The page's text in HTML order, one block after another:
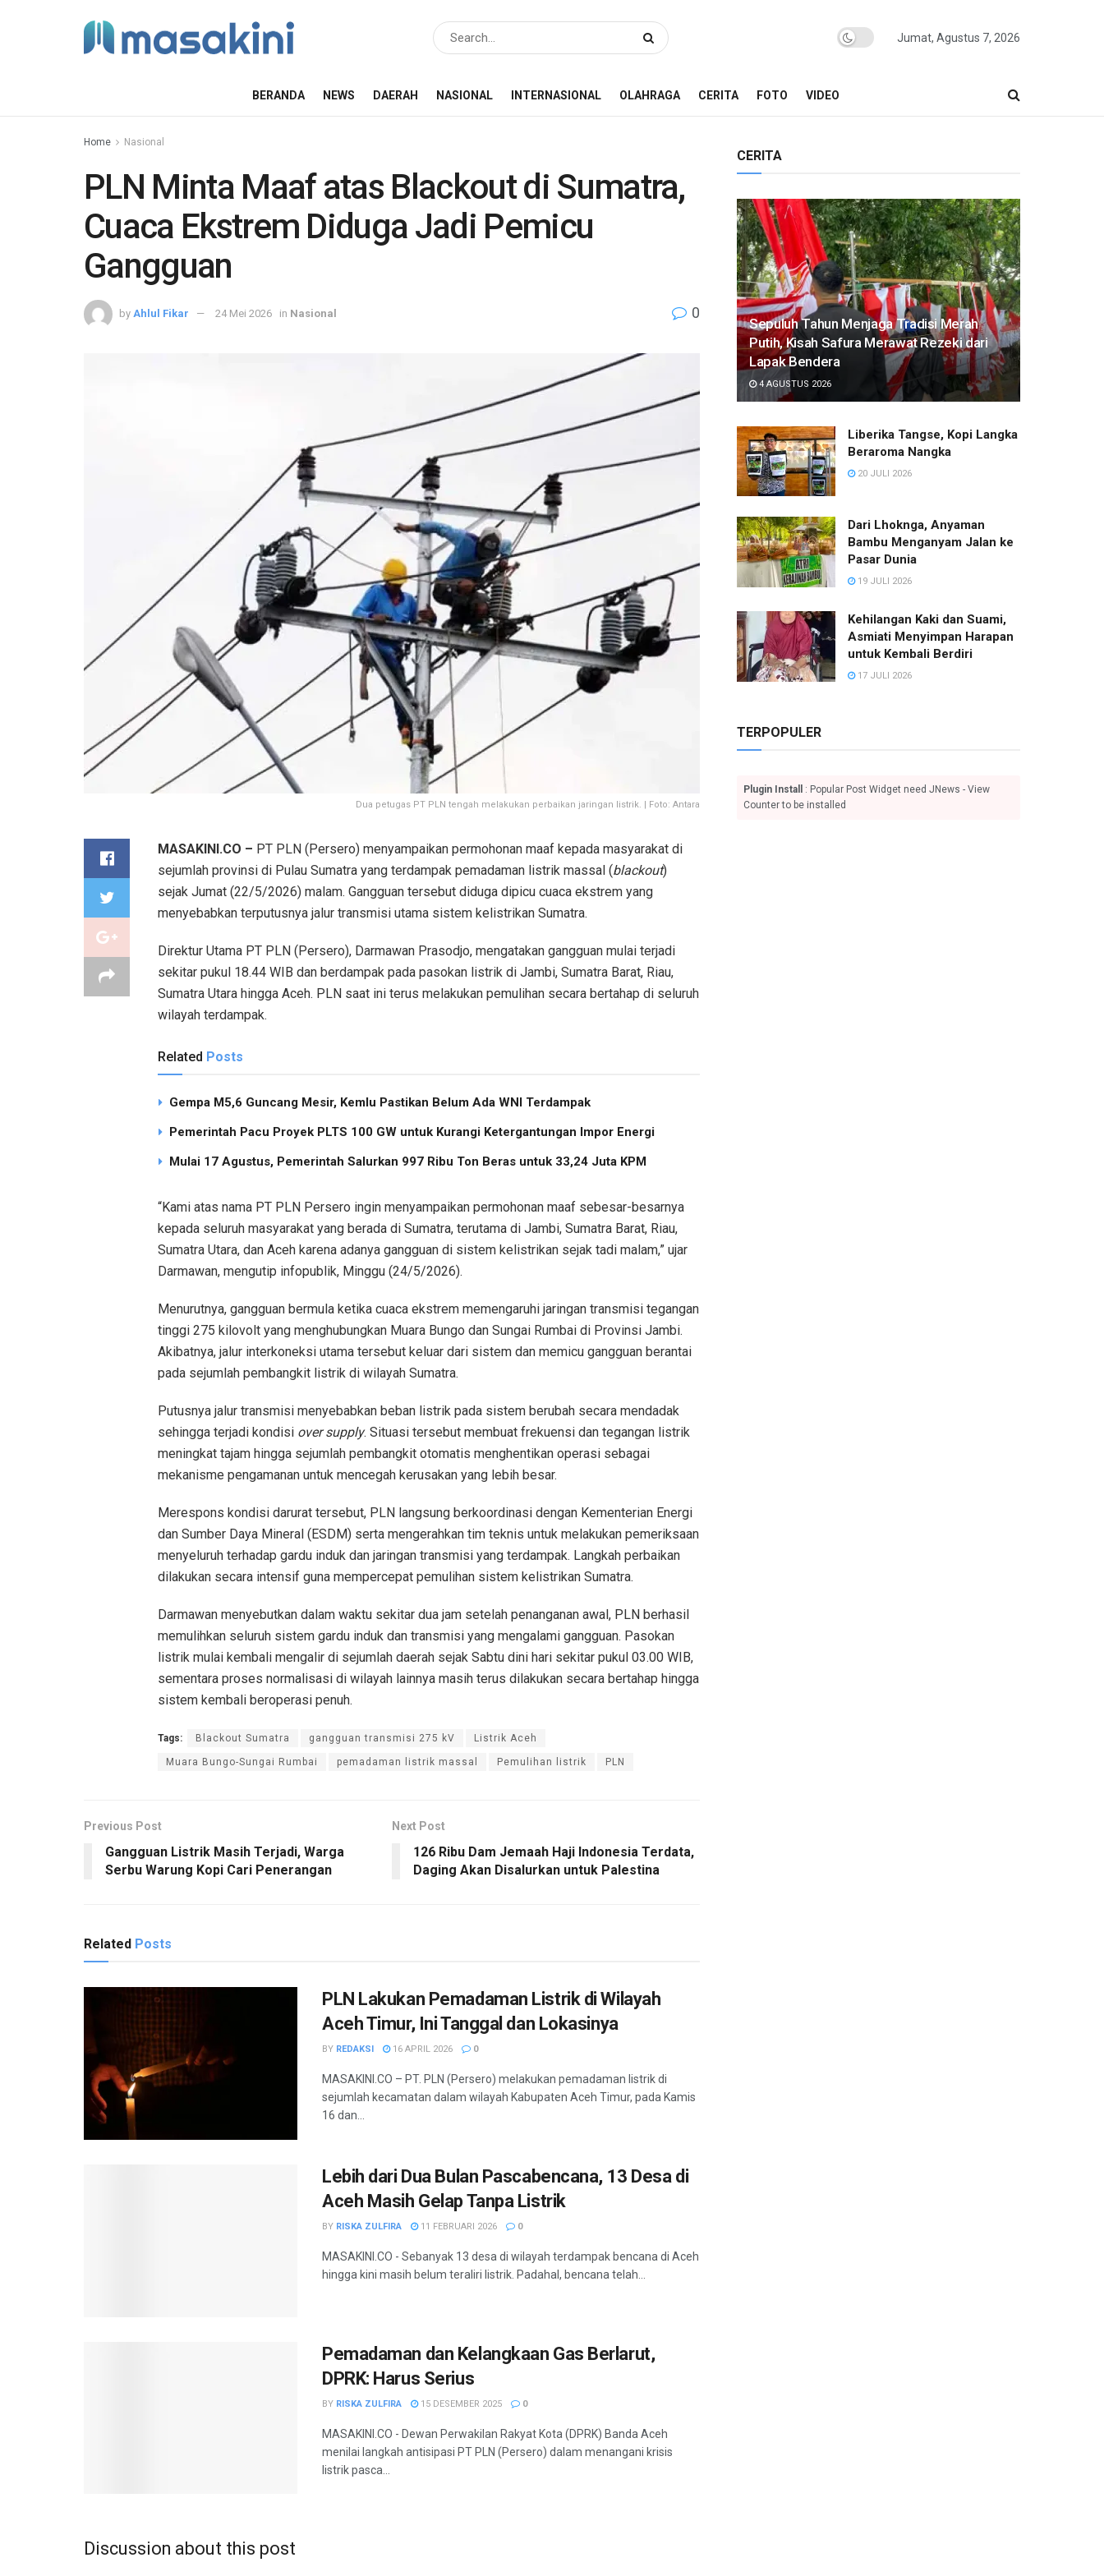
Jumat, Agustus 7, 2026
BERANDA NEWS DAERAH NASIONAL INTERNASIONAL OLAHRAGA CERITA FOTO VIDEO
Home Nasional
PLN Minta Maaf atas Blackout di Sumatra,
Cuaca Ekstrem Diduga Jadi Pemicu
Gangguan
by Ahlul Fikar 24 Mei 2026 in Nasional 0
Dua petugas PT PLN tengah melakukan perbaikan jaringan listrik. | Foto: Antara
MASAKINI.CO – PT PLN (Persero) menyampaikan permohonan maaf kepada masyarakat di
sejumlah provinsi di Pulau Sumatra yang terdampak pemadaman listrik massal (blackout)
sejak Jumat (22/5/2026) malam. Gangguan tersebut diduga dipicu cuaca ekstrem yang
menyebabkan terputusnya jalur transmisi utama sistem kelistrikan Sumatra.
Direktur Utama PT PLN (Persero), Darmawan Prasodjo, mengatakan gangguan mulai terjadi
sekitar pukul 18.44 WIB dan berdampak pada pasokan listrik di Jambi, Sumatra Barat, Riau,
Sumatra Utara hingga Aceh. PLN saat ini terus melakukan pemulihan secara bertahap di seluruh
wilayah terdampak.
Related Posts
Gempa M5,6 Guncang Mesir, Kemlu Pastikan Belum Ada WNI Terdampak
Pemerintah Pacu Proyek PLTS 100 GW untuk Kurangi Ketergantungan Impor Energi
Mulai 17 Agustus, Pemerintah Salurkan 997 Ribu Ton Beras untuk 33,24 Juta KPM
“Kami atas nama PT PLN Persero ingin menyampaikan permohonan maaf sebesar-besarnya
kepada seluruh masyarakat yang berada di Sumatra, terutama di Jambi, Sumatra Barat, Riau,
Sumatra Utara, dan Aceh karena adanya gangguan di sistem kelistrikan sejak tadi malam,” ujar
Darmawan, mengutip infopublik, Minggu (24/5/2026).
Menurutnya, gangguan bermula ketika cuaca ekstrem memengaruhi jaringan transmisi tegangan
tinggi 275 kilovolt yang menghubungkan Muara Bungo dan Sungai Rumbai di Provinsi Jambi.
Akibatnya, jalur interkoneksi utama tersebut keluar dari sistem dan memicu gangguan berantai
pada sejumlah pembangkit listrik di wilayah Sumatra.
Putusnya jalur transmisi menyebabkan beban listrik pada sistem berubah secara mendadak
sehingga terjadi kondisi over supply. Situasi tersebut membuat frekuensi dan tegangan listrik
meningkat tajam hingga sejumlah pembangkit otomatis menghentikan operasi sebagai
mekanisme pengamanan untuk mencegah kerusakan yang lebih besar.
Merespons kondisi darurat tersebut, PLN langsung berkoordinasi dengan Kementerian Energi
dan Sumber Daya Mineral (ESDM) serta mengerahkan tim teknis untuk melakukan pemeriksaan
menyeluruh terhadap gardu induk dan jaringan transmisi yang terdampak. Langkah perbaikan
dilakukan secara intensif guna mempercepat pemulihan sistem kelistrikan Sumatra.
Darmawan menyebutkan dalam waktu sekitar dua jam setelah penanganan awal, PLN berhasil
memulihkan seluruh sistem gardu induk dan transmisi yang mengalami gangguan. Pasokan
listrik mulai kembali mengalir di sejumlah daerah sejak Sabtu dini hari sekitar pukul 03.00 WIB,
sementara proses normalisasi di wilayah lainnya masih terus dilakukan secara bertahap hingga
sistem kembali beroperasi penuh.
Tags: Blackout Sumatra gangguan transmisi 275 kV Listrik Aceh
Muara Bungo-Sungai Rumbai pemadaman listrik massal Pemulihan listrik PLN
Previous Post
Gangguan Listrik Masih Terjadi, Warga
Serbu Warung Kopi Cari Penerangan
Next Post
126 Ribu Dam Jemaah Haji Indonesia Terdata,
Daging Akan Disalurkan untuk Palestina
Related Posts
PLN Lakukan Pemadaman Listrik di Wilayah
Aceh Timur, Ini Tanggal dan Lokasinya
BY REDAKSI 16 APRIL 2026 0
MASAKINI.CO – PT. PLN (Persero) melakukan pemadaman listrik di
sejumlah kecamatan dalam wilayah Kabupaten Aceh Timur, pada Kamis
16 dan...
Lebih dari Dua Bulan Pascabencana, 13 Desa di
Aceh Masih Gelap Tanpa Listrik
BY RISKA ZULFIRA 11 FEBRUARI 2026 0
MASAKINI.CO - Sebanyak 13 desa di wilayah terdampak bencana di Aceh
hingga kini masih belum teraliri listrik. Padahal, bencana telah...
Pemadaman dan Kelangkaan Gas Berlarut,
DPRK: Harus Serius
BY RISKA ZULFIRA 15 DESEMBER 2025 0
MASAKINI.CO - Dewan Perwakilan Rakyat Kota (DPRK) Banda Aceh
menilai langkah antisipasi PT PLN (Persero) dalam menangani krisis
listrik pasca...
Discussion about this post
CERITA
Sepuluh Tahun Menjaga Tradisi Merah
Putih, Kisah Safura Merawat Rezeki dari
Lapak Bendera
4 AGUSTUS 2026
Liberika Tangse, Kopi Langka
Beraroma Nangka
20 JULI 2026
Dari Lhoknga, Anyaman
Bambu Menganyam Jalan ke
Pasar Dunia
19 JULI 2026
Kehilangan Kaki dan Suami,
Asmiati Menyimpan Harapan
untuk Kembali Berdiri
17 JULI 2026
TERPOPULER
Plugin Install
: Popular Post Widget need JNews - View
Counter to be installed